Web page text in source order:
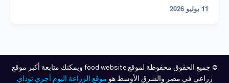
11 يوليو 2026
© جميع الحقوق محفوظة لموقع food website ويمكنك متابعة أكبر موقع
زراعي في مصر والشرق الأوسط هو موقع الزراعة اليوم أجري توداي